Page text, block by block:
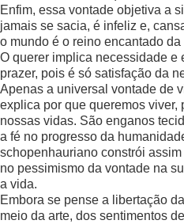
Enfim, essa vontade objetiva a
jamais se sacia, é infeliz e,
o mundo é o reino encantado
O querer implica necessidade e
prazer, pois é só satisfação da
Apenas a universal vontade de
explica por que queremos viver,
nossas vidas. São enganos
a fé no progresso da
schopenhauriano constrói
no pessimismo da vontade na
a vida.
Embora se pense a libertação
meio da arte, dos sentimentos